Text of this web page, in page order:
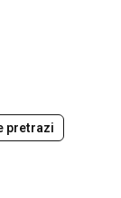
pretrazi